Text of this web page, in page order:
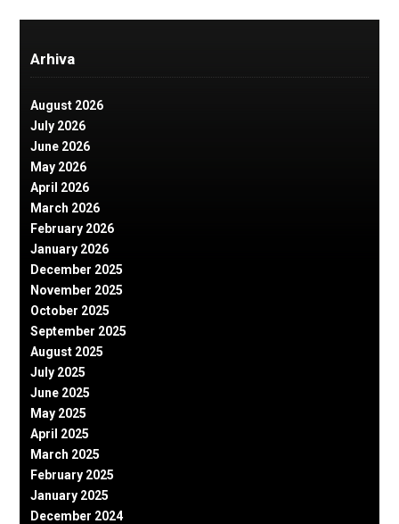
Arhiva
August 2026
July 2026
June 2026
May 2026
April 2026
March 2026
February 2026
January 2026
December 2025
November 2025
October 2025
September 2025
August 2025
July 2025
June 2025
May 2025
April 2025
March 2025
February 2025
January 2025
December 2024